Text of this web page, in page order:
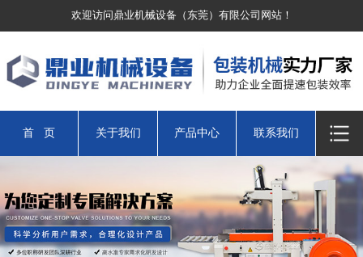
欢迎访问鼎业机械设备（东莞）有限公司网站！
首 页 关于我们 产品中心 联系我们